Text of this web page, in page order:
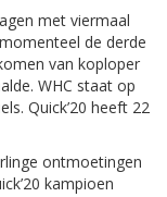
met viermaal
de derde
van koploper
WHC staat op
Quick’20 heeft 22
ontmoetingen
kampioen